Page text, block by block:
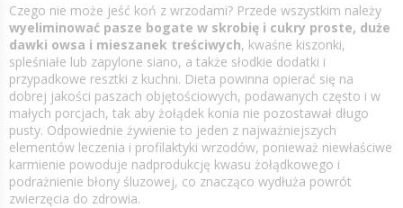
Czego nie może jeść koń z wrzodami? Przede wszystkim należy
wyeliminować pasze bogate w skrobię i cukry proste, duże
dawki owsa i mieszanek treściwych, kwaśne kiszonki,
spleśniałe lub zapylone siano, a także słodkie dodatki i
przypadkowe resztki z kuchni. Dieta powinna opierać się na
dobrej jakości paszach objętościowych, podawanych często i w
małych porcjach, tak aby żołądek konia nie pozostawał długo
pusty. Odpowiednie żywienie to jeden z najważniejszych
elementów leczenia i profilaktyki wrzodów, ponieważ niewłaściwe
karmienie powoduje nadprodukcję kwasu żołądkowego i
podrażnienie błony śluzowej, co znacząco wydłuża powrót
zwierzęcia do zdrowia.